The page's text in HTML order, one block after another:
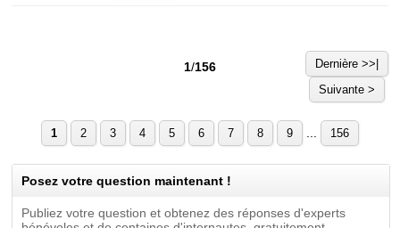
1/156
Dernière >>|
Suivante >
1 2 3 4 5 6 7 8 9 156
Posez votre question maintenant !
Publiez votre question et obtenez des réponses d'experts